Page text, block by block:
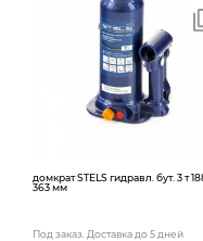
домкрат STELS гидравл. бут. 3 т
363 мм
Под заказ. Доставка до 5 дней